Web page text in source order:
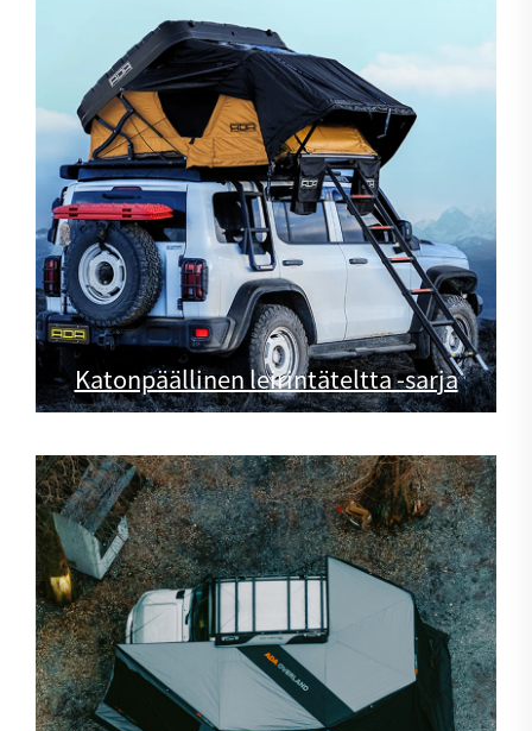
Katonpäällinen leirintäteltta -sarja